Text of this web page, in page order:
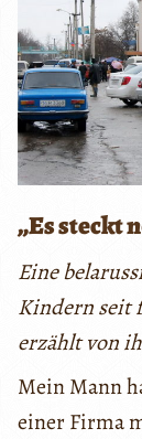
„Es steckt
Eine
Kindern seit
erzählt von
Mein Mann
einer Firma